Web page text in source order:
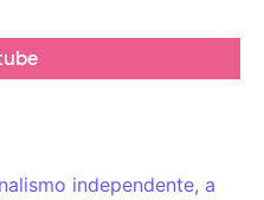
independente, a